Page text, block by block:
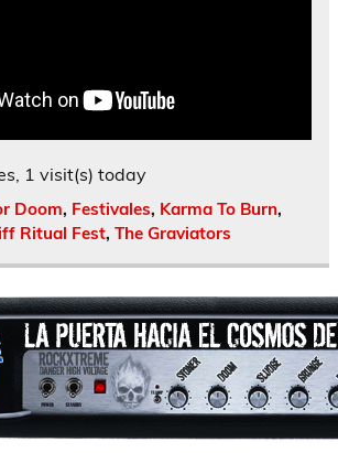
1 visit(s) today
Doom, Festivales, Karma To Burn,
Ritual Fest, The Graviators